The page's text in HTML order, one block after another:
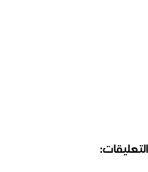
التعليقات: